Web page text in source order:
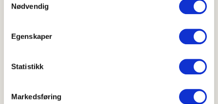
Nødvendig
Egenskaper
Statistikk
Markedsføring
Spirer skal være spenstige og saftspente, de skal ikke
være visne eller for langt utviklet. Mugg og råte skal ikke
0 - 2°C
Spirer må oppbevares kjølig og fuktig, og selges derfor
helst ferdigpakket i plastbeger eller pose.